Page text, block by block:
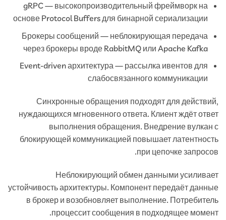
gRPC — высокопроизводительный фреймворк на
основе Protocol Buffers для бинарной сериализации
Брокеры сообщений — неблокирующая передача
через брокеры вроде RabbitMQ или Apache Kafka
Event-driven архитектура — рассылка ивентов для
слабосвязанного коммуникации
Синхронные обращения подходят для действий,
нуждающихся мгновенного ответа. Клиент ждёт ответ
выполнения обращения. Внедрение вулкан с
блокирующей коммуникацией повышает латентность
при цепочке запросов.
Неблокирующий обмен данными усиливает
устойчивость архитектуры. Компонент передаёт данные
в брокер и возобновляет выполнение. Потребитель
процессит сообщения в подходящее момент.